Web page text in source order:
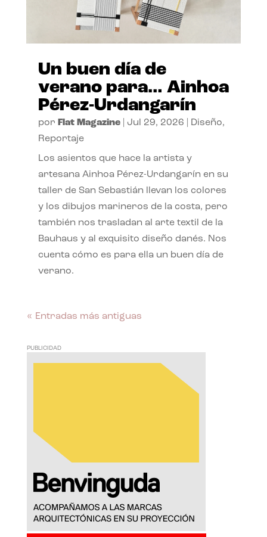
Un buen día de
verano para… Ainhoa
Pérez-Urdangarín
por Flat Magazine| Jul 29, 2026 Diseño,
Reportaje
Los asientos que hace la artista y
artesana Ainhoa Pérez-Urdangarín en su
taller de San Sebastián llevan los colores
y los dibujos marineros de la costa, pero
también nos trasladan al arte textil de la
Bauhaus y al exquisito diseño danés. Nos
cuenta cómo es para ella un buen día de
verano.
« Entradas más antiguas
PUBLICIDAD